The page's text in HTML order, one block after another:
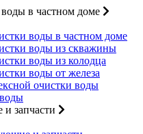
в частном доме
воды в частном доме
воды из скважины
воды из колодца
воды от железа
очистки воды
запчасти